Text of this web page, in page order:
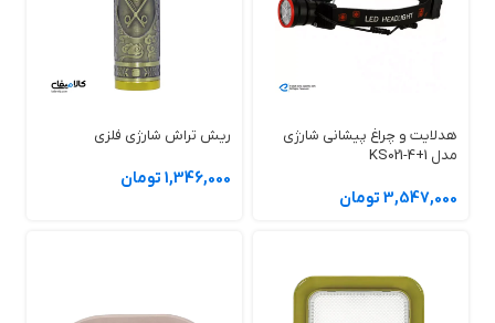
هدلایت و چراغ پیشانی شارژی
مدل KS021-4+1
3,547,000 تومان
ریش تراش شارژی فلزی
1,346,000 تومان